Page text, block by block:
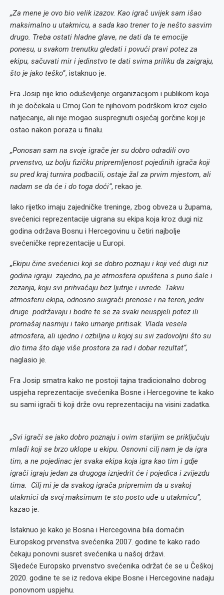
„Za mene je ovo bio velik izazov. Kao igrač uvijek sam išao
maksimalno u utakmicu, a sada kao trener to je nešto sasvim
drugo. Treba ostati hladne glave, ne dati da te emocije
ponesu, u svakom trenutku gledati i povući pravi potez za
ekipu, sačuvati mir i jedinstvo te dati svima priliku da zaigraju,
što je jako teško“, istaknuo je.
Fra Josip nije krio oduševljenje organizacijom i publikom koja
ih je dočekala u Crnoj Gori te njihovom podrškom kroz cijelo
natjecanje, ali nije mogao suspregnuti osjećaj gorčine koji je
ostao nakon poraza u finalu.
„Ponosan sam na svoje igrače jer su dobro odradili ovo
prvenstvo, uz bolju fizičku pripremljenost pojedinih igrača koji
su pred kraj turnira podbacili, ostaje žal za prvim mjestom, ali
nadam se da će i do toga doći“, rekao je.
Iako rijetko imaju zajedničke treninge, zbog obveza u župama,
svećenici reprezentacije uigrana su ekipa koja kroz dugi niz
godina održava Bosnu i Hercegovinu u četiri najbolje
svećeničke reprezentacije u Europi.
„Ekipu čine svećenici koji se dobro poznaju i koji već dugi niz
godina igraju zajedno, pa je atmosfera opuštena s puno šale i
zezanja, koju svi prihvaćaju bez ljutnje i uvrede. Takvu
atmosferu ekipa, odnosno suigrači prenose i na teren, jedni
druge podržavaju i bodre te se za svaki neuspjeli potez ili
promašaj nasmiju i tako umanje pritisak. Vlada vesela
atmosfera, ali ujedno i ozbiljna u kojoj su svi zadovoljni što su
dio tima što daje više prostora za rad i dobar rezultat“,
naglasio je.
Fra Josip smatra kako ne postoji tajna tradicionalno dobrog
uspjeha reprezentacije svećenika Bosne i Hercegovine te kako
su sami igrači ti koji drže ovu reprezentaciju na visini zadatka.
„Svi igrači se jako dobro poznaju i ovim starijim se priključuju
mlađi koji se brzo uklope u ekipu. Osnovni cilj nam je da igra
tim, a ne pojedinac jer svaka ekipa koja igra kao tim i gdje
igrači igraju jedan za drugoga iznjedrit će i pojedica i zvijezdu
tima. Cilj mi je da svakog igrača pripremim da u svakoj
utakmici da svoj maksimum te sto posto uđe u utakmicu“,
kazao je.
Istaknuo je kako je Bosna i Hercegovina bila domaćin
Europskog prvenstva svećenika 2007. godine te kako rado
čekaju ponovni susret svećenika u našoj državi.
Sljedeće Europsko prvenstvo svećenika održat će se u Češkoj
2020. godine te se iz redova ekipe Bosne i Hercegovine nadaju
ponovnom uspjehu.